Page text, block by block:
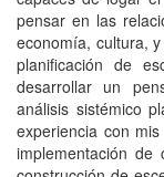
pensar en las
economía, cultura,
planificación de
desarrollar un
análisis sistémico
experiencia con
implementación de